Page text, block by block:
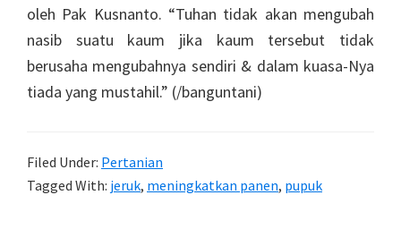
oleh Pak Kusnanto. “Tuhan tidak akan mengubah
nasib suatu kaum jika kaum tersebut tidak
berusaha mengubahnya sendiri & dalam kuasa-Nya
tiada yang mustahil.” (/banguntani)
Filed Under: Pertanian
Tagged With: jeruk, meningkatkan panen, pupuk